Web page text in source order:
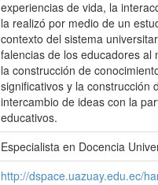
experiencias de vida, la
la realizó por medio de un
contexto del sistema
falencias de los educadores
la construcción de
significativos y la construcción
intercambio de ideas con la
educativos.
Especialista en Docencia
http://dspace.uazuay.edu.ec/